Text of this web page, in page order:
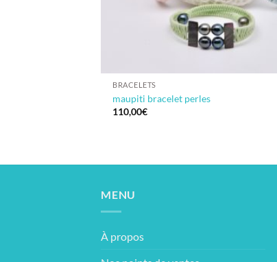
BRACELETS
maupiti bracelet perles
110,00€
MENU
À propos